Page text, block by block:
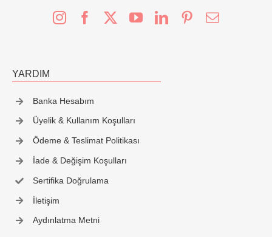
YARDIM
Banka Hesabım
Üyelik & Kullanım Koşulları
Ödeme & Teslimat Politikası
İade & Değişim Koşulları
Sertifika Doğrulama
İletişim
Aydınlatma Metni